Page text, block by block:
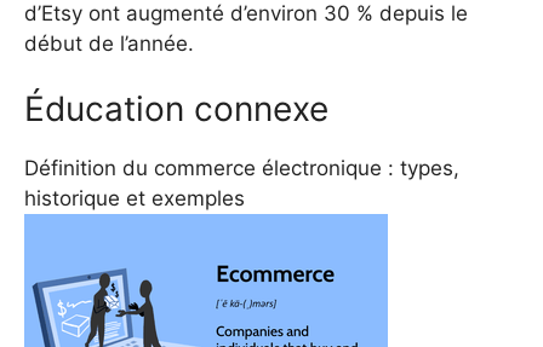
d’Etsy ont augmenté d’environ 30 % depuis le
début de l’année.
Éducation connexe
Définition du commerce électronique : types,
historique et exemples